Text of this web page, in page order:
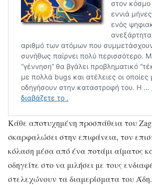
Κάθε αποτυχημένη προσπάθεια του
σκαρφαλώσει στην επιφάνεια, τον
κόλαση μέσα από ένα ποτάμι αίματος
οδηγείτε στο να μιλήσει με τους
στελεχώνουν τα διαμερίσματα του Άδη.